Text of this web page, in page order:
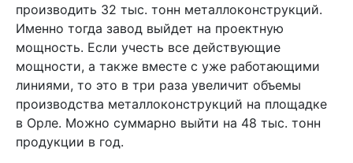
производить 32 тыс. тонн металлоконструкций.
Именно тогда завод выйдет на проектную
мощность. Если учесть все действующие
мощности, а также вместе с уже работающими
линиями, то это в три раза увеличит объемы
производства металлоконструкций на площадке
в Орле. Можно суммарно выйти на 48 тыс. тонн
продукции в год.